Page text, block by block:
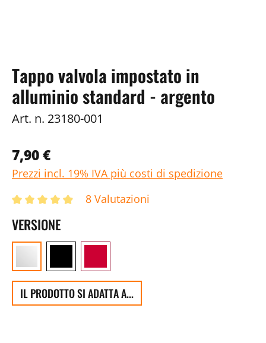
Tappo valvola impostato in
alluminio standard - argento
Art. n. 23180-001
7,90 €
Prezzi incl. 19% IVA più costi di spedizione
8 Valutazioni
VERSIONE
IL PRODOTTO SI ADATTA A...